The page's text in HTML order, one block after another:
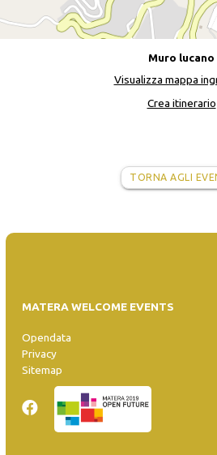
Muro lucano
Visualizza mappa
Crea itinerario
TORNA AGLI
MATERA WELCOME EVENTS
Opendata
Privacy
Sitemap